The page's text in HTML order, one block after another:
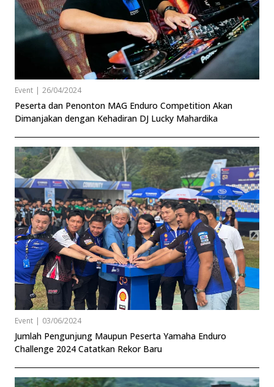
Event | 26/04/2024
Peserta dan Penonton MAG Enduro Competition Akan
Dimanjakan dengan Kehadiran DJ Lucky Mahardika
Event | 03/06/2024
Jumlah Pengunjung Maupun Peserta Yamaha Enduro
Challenge 2024 Catatkan Rekor Baru